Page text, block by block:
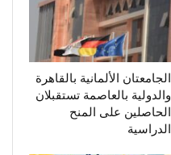
الجامعتان الألمانية بالقاهرة
والدولية بالعاصمة تستقبلان
الحاصلين على المنح
الدراسية